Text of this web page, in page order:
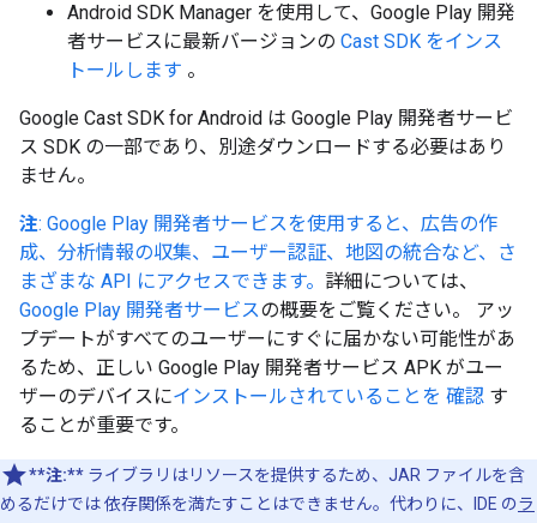
Android SDK Manager を使用して、Google Play 開発
者サービスに最新バージョンの Cast SDK をインス
トールします 。
Google Cast SDK for Android は Google Play 開発者サービ
ス SDK の一部であり、別途ダウンロードする必要はあり
ません。
注: Google Play 開発者サービスを使用すると、広告の作
成、分析情報の収集、ユーザー認証、地図の統合など、さ
まざまな API にアクセスできます。 詳細については、
Google Play 開発者サービスの概要をご覧ください。 アッ
プデートがすべてのユーザーにすぐに届かない可能性があ
るため、正しい Google Play 開発者サービス APK がユー
ザーのデバイスにインストールされていることを 確認 す
ることが重要です。
**注:** ライブラリはリソースを提供するため、JAR ファイルを含
めるだけでは 依存関係を満たすことはできません。代わりに、IDE のラ